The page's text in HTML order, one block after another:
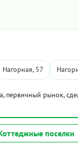
Нагорная, 57
первичный рынок,